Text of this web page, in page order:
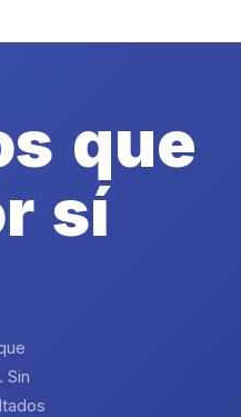
que
sí
Sin